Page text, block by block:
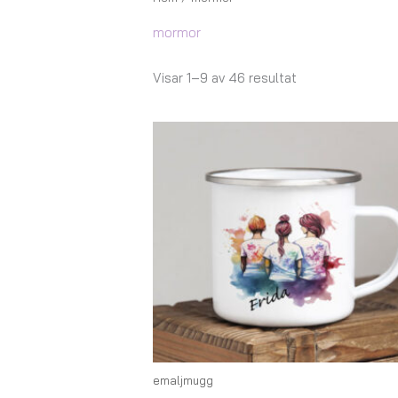
mormor
Visar 1–9 av 46 resultat
emaljmugg
175,00 kr